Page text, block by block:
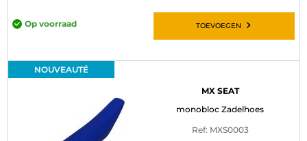
Op voorraad TOEVOEGEN
NOUVEAUTÉ
MX SEAT
monobloc Zadelhoes
Ref: MXS0003